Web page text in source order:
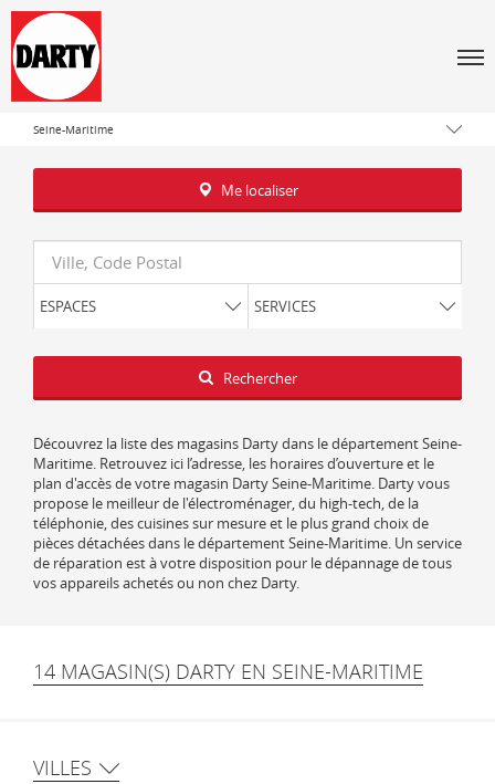
Tous les magasins Darty
Normandie
Seine-Maritime
Me localiser
Requête
ESPACES SERVICES
Latitude
Longitude
Rechercher
Découvrez la liste des magasins Darty dans le département Seine-
Maritime. Retrouvez ici l’adresse, les horaires d’ouverture et le
plan d'accès de votre magasin Darty Seine-Maritime. Darty vous
propose le meilleur de l'électroménager, du high-tech, de la
téléphonie, des cuisines sur mesure et le plus grand choix de
pièces détachées dans le département Seine-Maritime. Un service
de réparation est à votre disposition pour le dépannage de tous
vos appareils achetés ou non chez Darty.
14 MAGASIN(S) DARTY EN SEINE-MARITIME
VILLES